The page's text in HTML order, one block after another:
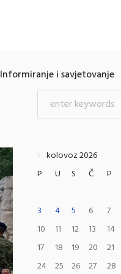
Informiranje i savjetovanje
kolovoz 2026
P
U S Č P
3
4 5 6 7
10
11 12 13 14
17
18 19 20 21
24
25 26 27 28